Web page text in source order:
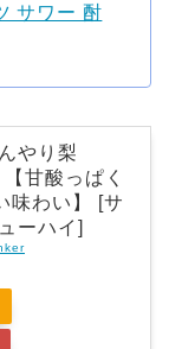
サワー 酎
やり梨
甘酸っぱく
味わい】 [サ
ーハイ]